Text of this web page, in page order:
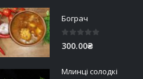
Бограч
0 out of 5
300.00₴
Млинці солодкі